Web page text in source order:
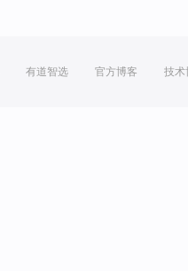
有道智选 官方博客 技术